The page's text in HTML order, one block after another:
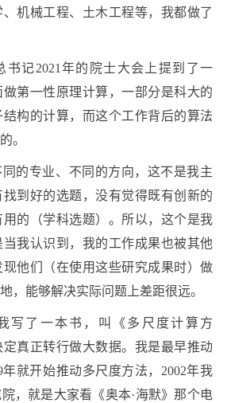
机械工程、土木工程等，我都做了
书记2021年的院士大会上提到了一
第一性原理计算，一部分是科大的
构的计算，而这个工作背后的算法
。
的专业、不同的方向，这不是我主
到好的选题，没有觉得既有创新的
的（学科选题）。所以，这个是我
我认识到，我的工作成果也被其他
他们（在使用这些研究成果时）做
，能够解决实际问题上差距很远。
写了一本书，叫《多尺度计算方
真正转行做大数据。我是最早推动
就开始推动多尺度方法，2002年我
，就是大家看《奥本·海默》那个电